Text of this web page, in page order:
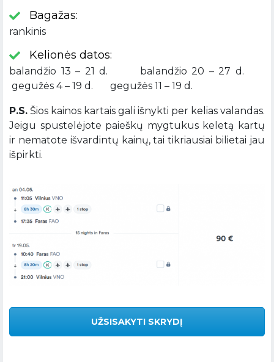
Bagažas:
rankinis
Kelionės datos:
balandžio 13 – 21 d. balandžio 20 – 27 d.
gegužės 4 – 19 d. gegužės 11 – 19 d.
P.S. Šios kainos kartais gali išnykti per kelias valandas.
Jeigu spustelėjote paieškų mygtukus keletą kartų
ir nematote išvardintų kainų, tai tikriausiai bilietai jau
išpirkti.
UŽSISAKYTI SKRYDĮ